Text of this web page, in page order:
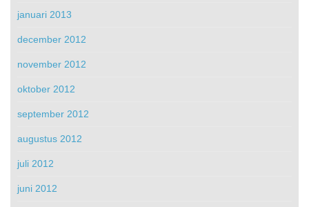
januari 2013
december 2012
november 2012
oktober 2012
september 2012
augustus 2012
juli 2012
juni 2012